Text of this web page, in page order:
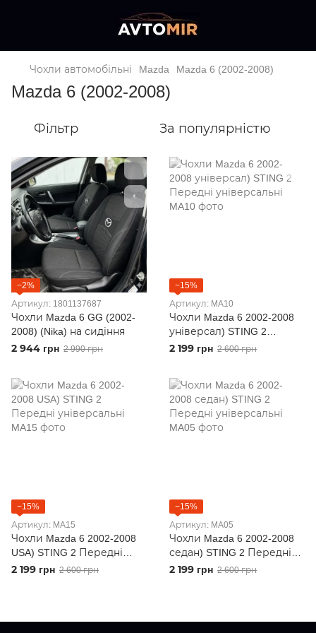
Чохли автомобільні Mazda Mazda 6 (2002-2008)
Mazda 6 (2002-2008)
Фільтр За популярністю
−2%
Артикул: 1801137687
Чохли Mazda 6 GG (2002-
2008) (Nika) на сидіння
2 944 грн 2 990 грн
−15%
Артикул: MA10
Чохли Mazda 6 2002-2008
універсал) STING 2
Передні універсальні
2 199 грн 2 600 грн
−15%
Артикул: MA15
Чохли Mazda 6 2002-2008
USA) STING 2 Передні
універсальні
2 199 грн 2 600 грн
−15%
Артикул: MA05
Чохли Mazda 6 2002-2008
седан) STING 2 Передні
універсальні
2 199 грн 2 600 грн